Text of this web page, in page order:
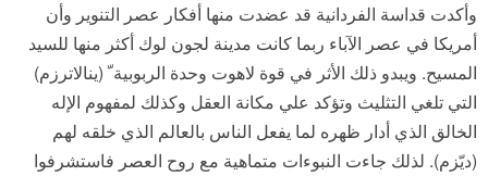
وأكدت قداسة الفردانية قد عضدت منها أفكار عصر التنوير وأن
أمريكا في عصر الآباء ربما كانت مدينة لجون لوك أكثر منها للسيد
المسيح. ويبدو ذلك الأثر في قوة لاهوت وحدة الربوبية ّ (ينالاترزم)
التي تلغي التثليث وتؤكد علي مكانة العقل وكذلك لمفهوم الإله
الخالق الذي أدار ظهره لما يفعل الناس بالعالم الذي خلقه لهم
(ديّزم). لذلك جاءت النبوءات متماهية مع روح العصر فاستشرفوا